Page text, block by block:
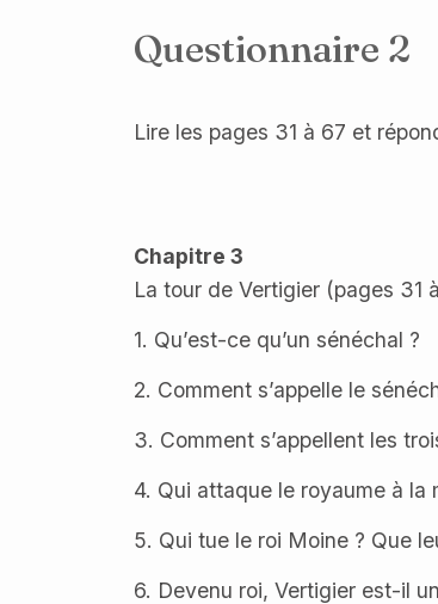
Questionnaire 2
Lire les pages 31 à 67 et
Chapitre 3
La tour de Vertigier (pages 31
1. Qu’est-ce qu’un sénéchal ?
2. Comment s’appelle le
3. Comment s’appellent les
4. Qui attaque le royaume à la
5. Qui tue le roi Moine ? Que
6. Devenu roi, Vertigier est-il